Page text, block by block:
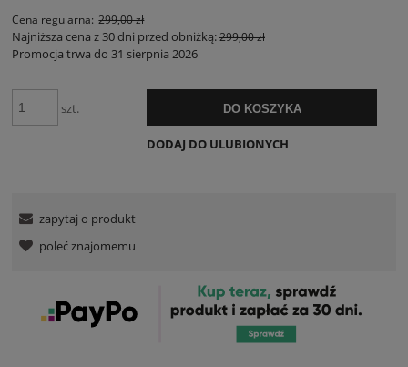
Cena regularna: 299,00 zł
Najniższa cena z 30 dni przed obniżką:299,00 zł
Promocja trwa do 31 sierpnia 2026
szt. DO KOSZYKA
DODAJ DO ULUBIONYCH
zapytaj o produkt
poleć znajomemu